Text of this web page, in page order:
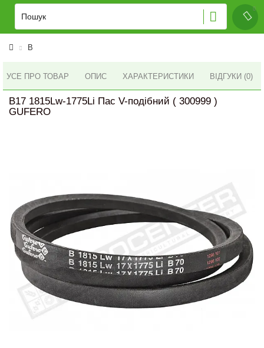
B
УСЕ ПРО ТОВАР ОПИС ХАРАКТЕРИСТИКИ ВІДГУКИ (0)
B17 1815Lw-1775Li Пас V-подібний ( 300999 )
GUFERO